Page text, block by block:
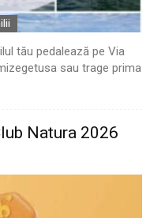
tău pedalează pe Via
sau trage prima
Natura 2026